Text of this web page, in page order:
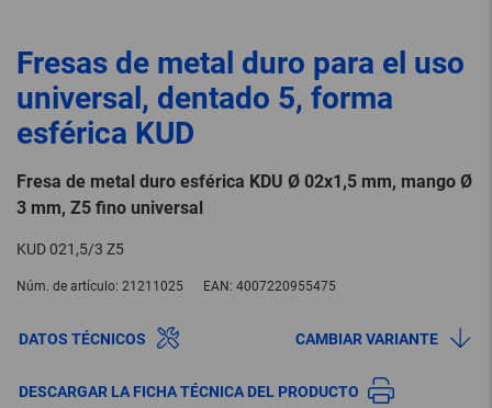
Fresas de metal duro para el uso
universal, dentado 5, forma
esférica KUD
Fresa de metal duro esférica KDU Ø 02x1,5 mm, mango Ø
3 mm, Z5 fino universal
KUD 021,5/3 Z5
Núm. de artículo: 21211025 EAN: 4007220955475
DATOS TÉCNICOS CAMBIAR VARIANTE
DESCARGAR LA FICHA TÉCNICA DEL PRODUCTO